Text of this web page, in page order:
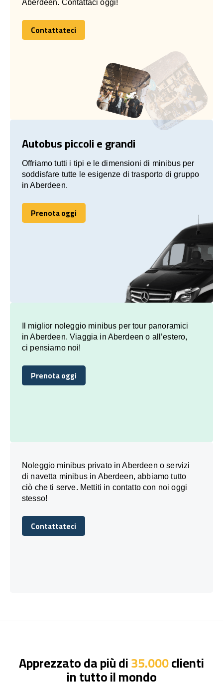
Aberdeen. Contattaci oggi!
Contattateci
Contattateci
Autobus piccoli e grandi
Offriamo tutti i tipi e le dimensioni di minibus per
soddisfare tutte le esigenze di trasporto di gruppo
in Aberdeen.
Prenota oggi
Prenota oggi
Il miglior noleggio minibus per tour panoramici
in Aberdeen. Viaggia in Aberdeen o all’estero,
ci pensiamo noi!
Prenota oggi
Prenota oggi
Noleggio minibus privato in Aberdeen o servizi
di navetta minibus in Aberdeen, abbiamo tutto
ciò che ti serve. Mettiti in contatto con noi oggi
stesso!
Contattateci
Contattateci
Apprezzato da più di35.000clienti
in tutto il mondo